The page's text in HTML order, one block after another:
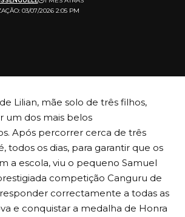
03/07/2026 2:05 PM
Lilian, mãe solo de três filhos,
um dos mais belos
Após percorrer cerca de três
todos os dias, para garantir que os
a escola, viu o pequeno Samuel
competição Canguru de
correctamente a todas as
e conquistar a medalha de Honra